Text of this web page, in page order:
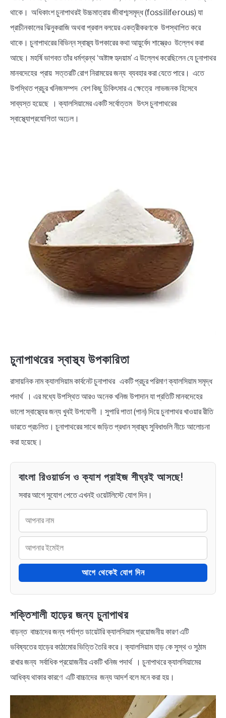
থাকে। অধিকাংশ চুনাপাথরই উচ্চমাত্রায় জীবাশ্মসমৃদ্ধ (fossiliferous) যা
প্রাচীনকালের ঝিনুকরাজি অথবা প্রবাল বলয়ের একত্রীকরণকে উপস্থাপিত করে
থাকে। চুনাপাথরের বিভিন্ন স্বাস্থ্য উপকারের কথা আয়ুর্বেদ শাস্ত্রেও উল্লেখ করা
আছে। মহর্ষি ভাগবত তাঁর ধর্মগ্রন্থ ‘অষ্টাঙ্গ হৃদয়াম’ এ উল্লেখ করেছিলেন যে চুনাপাথর
মানবদেহের প্রায় সত্তরটি রোগ নিরাময়ের জন্য ব্যবহার করা যেতে পারে। এতে
উপস্থিত প্রচুর খনিজসম্পদ বেশ কিছু চিকিৎসার এ ক্ষেত্রে লাভজনক হিসেবে
সাব্যস্ত হয়েছে । ক্যালসিয়ামের একটি সর্বোত্তম উৎস চুনাপাথরের
স্বাস্থ্যোপ্রযোগিতা অঢেল।
চুনাপাথরের স্বাস্থ্য উপকারিতা
রাসায়নিক নাম ক্যালসিয়াম কার্বনেট চুনাপাথর একটি প্রচুর পরিমাণ ক্যালসিয়াম সমৃদ্ধ
পদার্থ । এর মধ্যে উপস্থিত আরও অনেক খনিজ উপাদান যা প্রতিটি মানবদেহের
ভালো স্বাস্থ্যের জন্য খুবই উপযোগী । সুপারি পাতা (পান) দিয়ে চুনাপাথর খাওয়ার রীতি
ভারতে প্রচলিত। চুনাপাথরের সাথে জড়িত প্রধান স্বাস্থ্য সুবিধাগুলি নীচে আলোচনা
করা হয়েছে।
বাংলা রিওয়ার্ডস ও ক্যাশ প্রাইজ শীঘ্রই আসছে!
সবার আগে সুযোগ পেতে এখনই ওয়েটলিস্টে যোগ দিন।
আগে থেকেই যোগ দিন
শক্তিশালী হাড়ের জন্য চুনাপাথর
বাড়ন্ত বাচ্চাদের জন্য পর্যাপ্ত ডায়েটরি ক্যালসিয়াম প্রয়োজনীয় কারণ এটি
ভবিষ্যতের হাড়ের কাঠামোর ভিত্তি তৈরি করে। ক্যালসিয়াম হাড় কে সুস্থ ও সুঠাম
রাখার জন্য সর্বাধিক প্রয়োজনীয় একটি খনিজ পদার্থ । চুনাপাথরে ক্যালসিয়ামের
আধিক্য থাকার কারণে এটি বাচ্চাদের জন্য আদর্শ বলে মনে করা হয়।